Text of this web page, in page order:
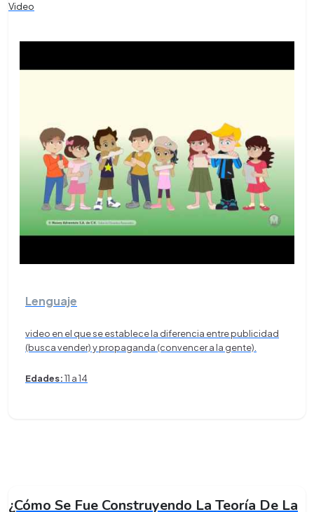
Video
Lenguaje
video en el que se establece la diferencia entre publicidad
(busca vender) y propaganda (convencer a la gente).
Edades:11 a 14
¿Cómo Se Fue Construyendo La Teoría De La